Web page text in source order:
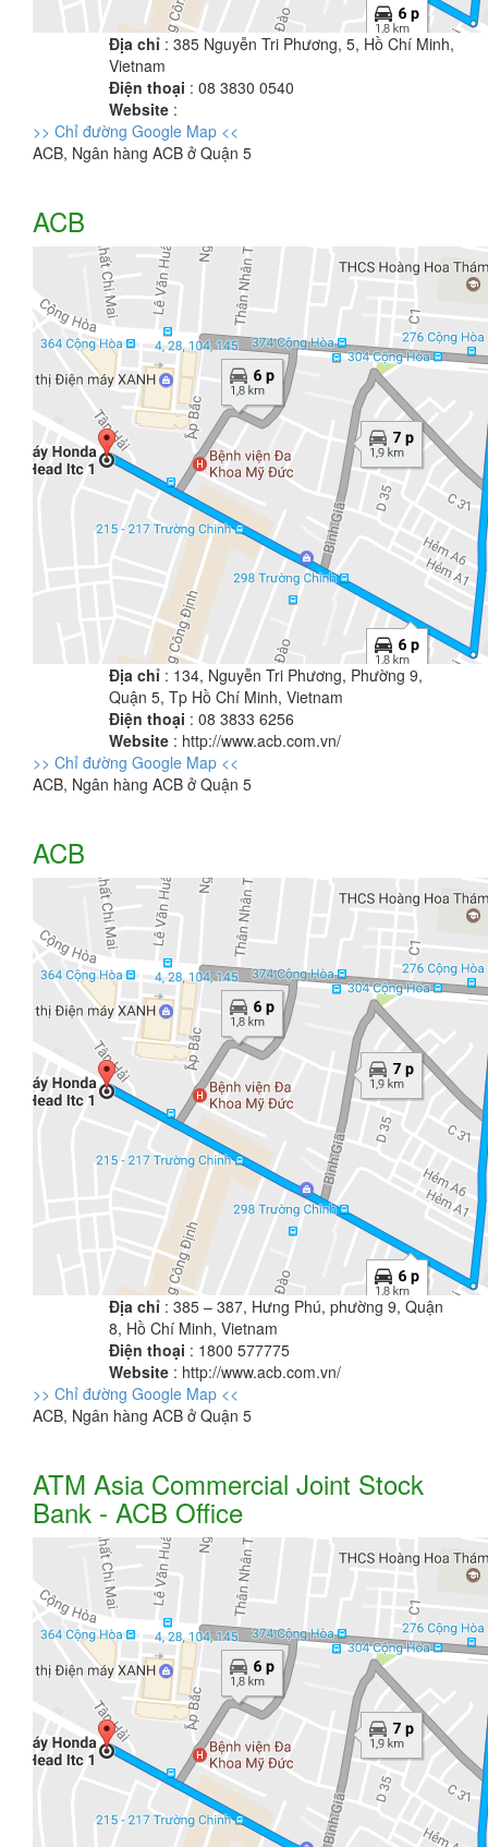
Địa chỉ : 385 Nguyễn Tri Phương, 5, Hồ Chí Minh,
Vietnam
Điện thoại : 08 3830 0540
Website :
>> Chỉ đường Google Map <<
ACB, Ngân hàng ACB ở Quận 5
ACB
Địa chỉ : 134, Nguyễn Tri Phương, Phường 9,
Quận 5, Tp Hồ Chí Minh, Vietnam
Điện thoại : 08 3833 6256
Website : http://www.acb.com.vn/
>> Chỉ đường Google Map <<
ACB, Ngân hàng ACB ở Quận 5
ACB
Địa chỉ : 385 – 387, Hưng Phú, phường 9, Quận
8, Hồ Chí Minh, Vietnam
Điện thoại : 1800 577775
Website : http://www.acb.com.vn/
>> Chỉ đường Google Map <<
ACB, Ngân hàng ACB ở Quận 5
ATM Asia Commercial Joint Stock
Bank - ACB Office